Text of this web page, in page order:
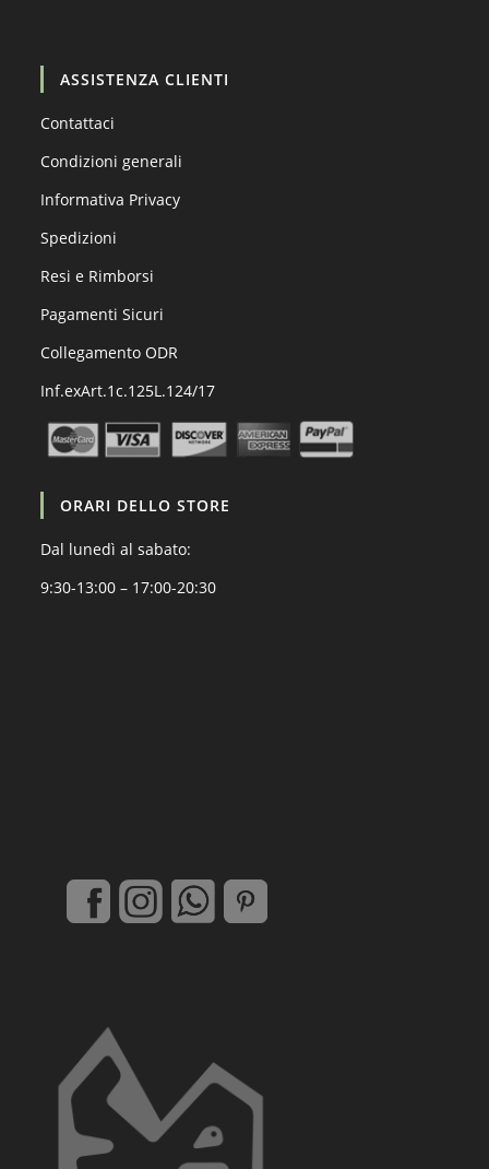
ASSISTENZA CLIENTI
Contattaci
Condizioni generali
Informativa Privacy
Spedizioni
Resi e Rimborsi
Pagamenti Sicuri
Collegamento ODR
Inf.exArt.1c.125L.124/17
ORARI DELLO STORE
Dal lunedì al sabato:
9:30-13:00 – 17:00-20:30